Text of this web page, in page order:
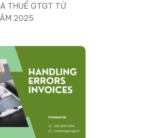
THUẾ GTGT TỪ
2025